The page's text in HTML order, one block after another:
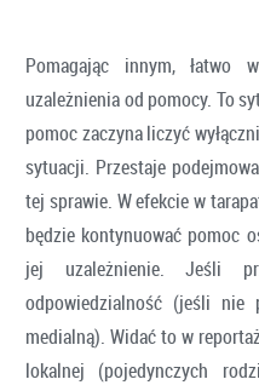
Pomagając innym, łatwo
uzależnienia od pomocy. To
pomoc zaczyna liczyć
sytuacji. Przestaje
tej sprawie. W efekcie w
będzie kontynuować pomoc
jej uzależnienie. Jeśli
odpowiedzialność (jeśli
medialną). Widać to w
lokalnej (pojedynczych